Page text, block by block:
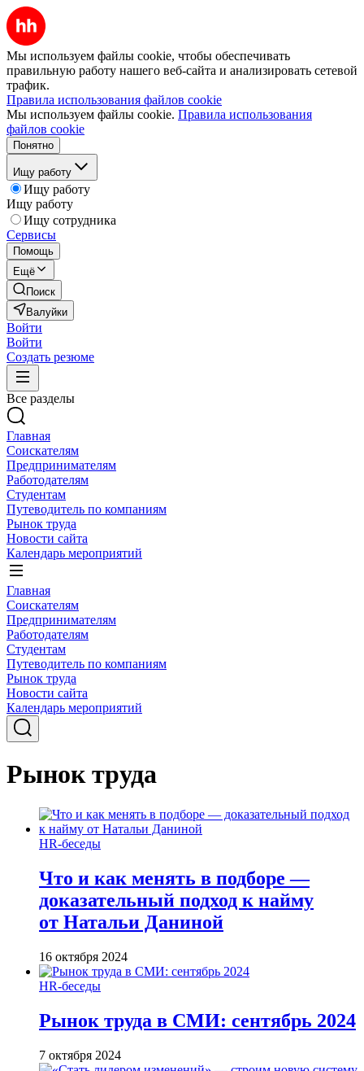
Мы используем файлы cookie, чтобы обеспечивать
правильную работу нашего веб-сайта и анализировать сетевой
трафик.
Правила использования файлов cookie
Мы используем файлы cookie. Правила использования
файлов cookie
Понятно
Ищу работу
Ищу работу
Ищу работу
Ищу сотрудника
Сервисы
Помощь
Ещё
Поиск
Валуйки
Войти
Войти
Создать резюме
Все разделы
Главная
Соискателям
Предпринимателям
Работодателям
Студентам
Путеводитель по компаниям
Рынок труда
Новости сайта
Календарь мероприятий
Главная
Соискателям
Предпринимателям
Работодателям
Студентам
Путеводитель по компаниям
Рынок труда
Новости сайта
Календарь мероприятий
Рынок труда
HR-беседы
Что и как менять в подборе —
доказательный подход к найму
от Натальи Даниной
16 октября 2024
HR-беседы
Рынок труда в СМИ: сентябрь 2024
7 октября 2024